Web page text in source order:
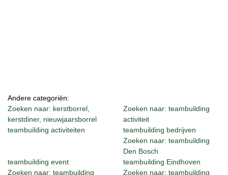
Andere categoriën:
Zoeken naar: kerstborrel,
kerstdiner, nieuwjaarsborrel
Zoeken naar: teambuilding
activiteit
teambuilding activiteiten
teambuilding bedrijven
Zoeken naar: teambuilding
Den Bosch
teambuilding event
teambuilding Eindhoven
Zoeken naar: teambuilding
Zoeken naar: teambuilding